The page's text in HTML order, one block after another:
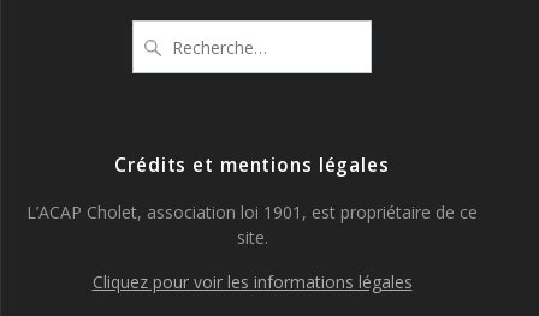
pour
Crédits et mentions légales
L’ACAP Cholet, association loi 1901, est propriétaire de ce
site.
Cliquez pour voir les informations légales